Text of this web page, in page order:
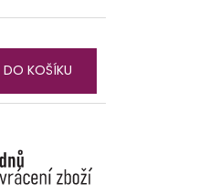
DO KOŠÍKU